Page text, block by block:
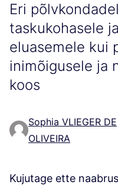
Eri
taskukohasele
eluasemele kui
inimõigusele ja
koos
Sophia VLIEGER DE
OLIVEIRA
Kujutage ette